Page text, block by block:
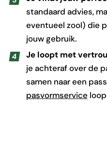
standaard advies,
eventueel zool) die
jouw gebruik.
Je loopt met
je achteraf over de
samen naar een
pasvormserviceloop